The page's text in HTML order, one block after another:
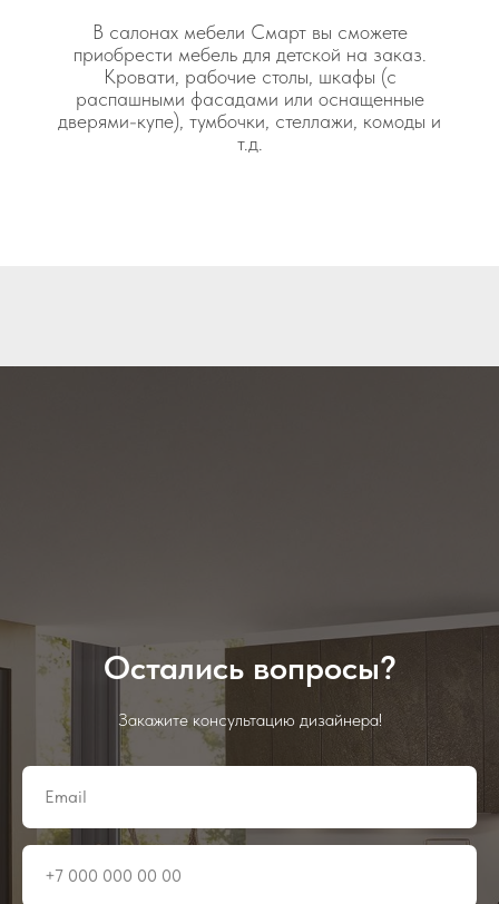
В салонах мебели Смарт вы сможете
приобрести мебель для детской на заказ.
Кровати, рабочие столы, шкафы (с
распашными фасадами или оснащенные
дверями-купе), тумбочки, стеллажи, комоды и
т.д.
Остались вопросы?
Закажите консультацию дизайнера!